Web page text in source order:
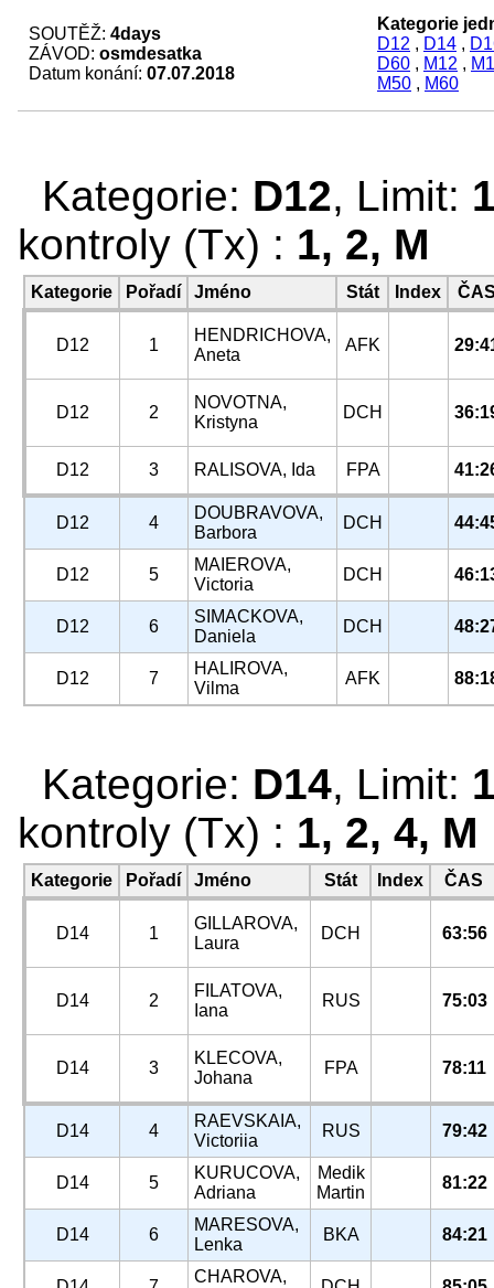
SOUTĚŽ: 4days
ZÁVOD: osmdesatka
Datum konání: 07.07.2018
Kategorie
D12 , D14 ,
D60 , M12 ,
M50 , M60
Kategorie: D12, Limit:
kontroly (Tx) : 1, 2, M
Kategorie Pořadí Jméno Stát Index
D12 1
HENDRICHOVA,
Aneta
AFK
D12 2
NOVOTNA,
Kristyna
DCH
D12 3 RALISOVA, Ida FPA
D12 4
DOUBRAVOVA,
Barbora
DCH
D12 5
MAIEROVA,
Victoria
DCH
D12 6
SIMACKOVA,
Daniela
DCH
D12 7
HALIROVA,
Vilma
AFK
Kategorie: D14, Limit:
kontroly (Tx) : 1, 2, 4, M
Kategorie Pořadí Jméno Stát Index ČAS
D14 1
GILLAROVA,
Laura
DCH 63:56
D14 2
FILATOVA,
Iana
RUS 75:03
D14 3
KLECOVA,
Johana
FPA 78:11
D14 4
RAEVSKAIA,
Victoriia
RUS 79:42
D14 5
KURUCOVA,
Adriana
Medik
Martin
81:22
D14 6
MARESOVA,
Lenka
BKA 84:21
CHAROVA,